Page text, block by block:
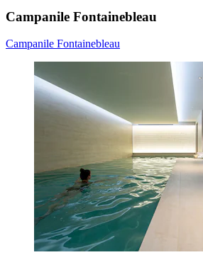
Campanile Fontainebleau
Campanile Fontainebleau